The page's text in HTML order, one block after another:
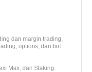
dan margin trading,
options, dan bot
Max, dan Staking.